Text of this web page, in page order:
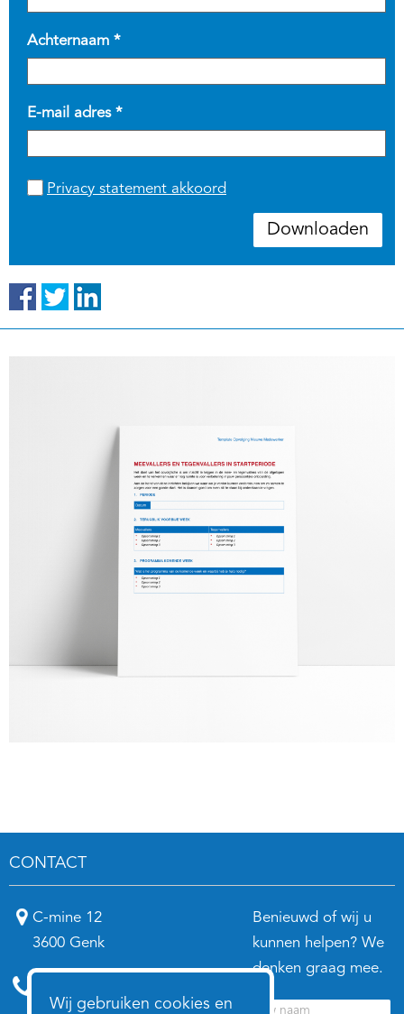
Wij gebruiken cookies en
Achternaam *
E-mail adres *
Privacy statement akkoord
Downloaden
CONTACT
C-mine 12
3600 Genk
Benieuwd of wij u
kunnen helpen? We
denken graag mee.